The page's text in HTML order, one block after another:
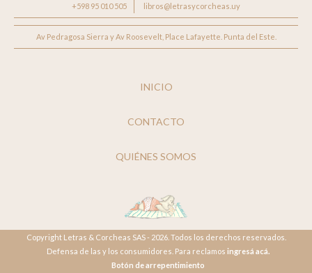
+598 95 010 505 libros@letrasycorcheas.uy
Av Pedragosa Sierra y Av Roosevelt, Place Lafayette. Punta del Este.
INICIO
CONTACTO
QUIÉNES SOMOS
Copyright Letras & Corcheas SAS - 2026. Todos los derechos reservados.
Defensa de las y los consumidores. Para reclamos ingresá acá.
Botón de arrepentimiento